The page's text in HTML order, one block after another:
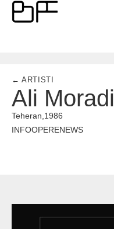
← ARTISTI
Ali Moradi
Teheran, 1986
INFOOPERENEWS